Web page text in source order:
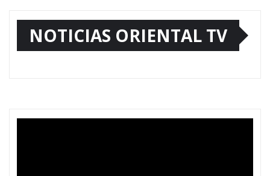
NOTICIAS ORIENTAL TV